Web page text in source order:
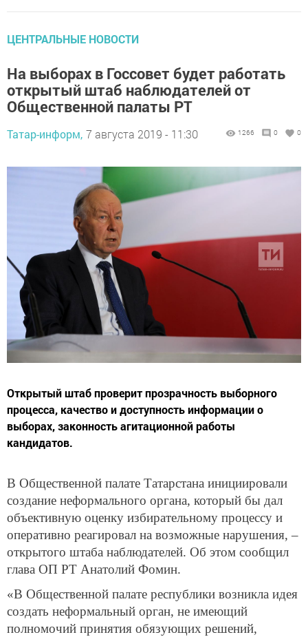
ЦЕНТРАЛЬНЫЕ НОВОСТИ
На выборах в Госсовет будет работать
открытый штаб наблюдателей от
Общественной палаты РТ
Татар-информ, 7 августа 2019 - 11:30 1266 0 0
Открытый штаб проверит прозрачность выборного
процесса, качество и доступность информации о
выборах, законность агитационной работы
кандидатов.
В Общественной палате Татарстана инициировали
создание неформального органа, который бы дал
объективную оценку избирательному процессу и
оперативно реагировал на возможные нарушения, –
открытого штаба наблюдателей. Об этом сообщил
глава ОП РТ Анатолий Фомин.
«В Общественной палате республики возникла идея
создать неформальный орган, не имеющий
полномочий принятия обязующих решений,